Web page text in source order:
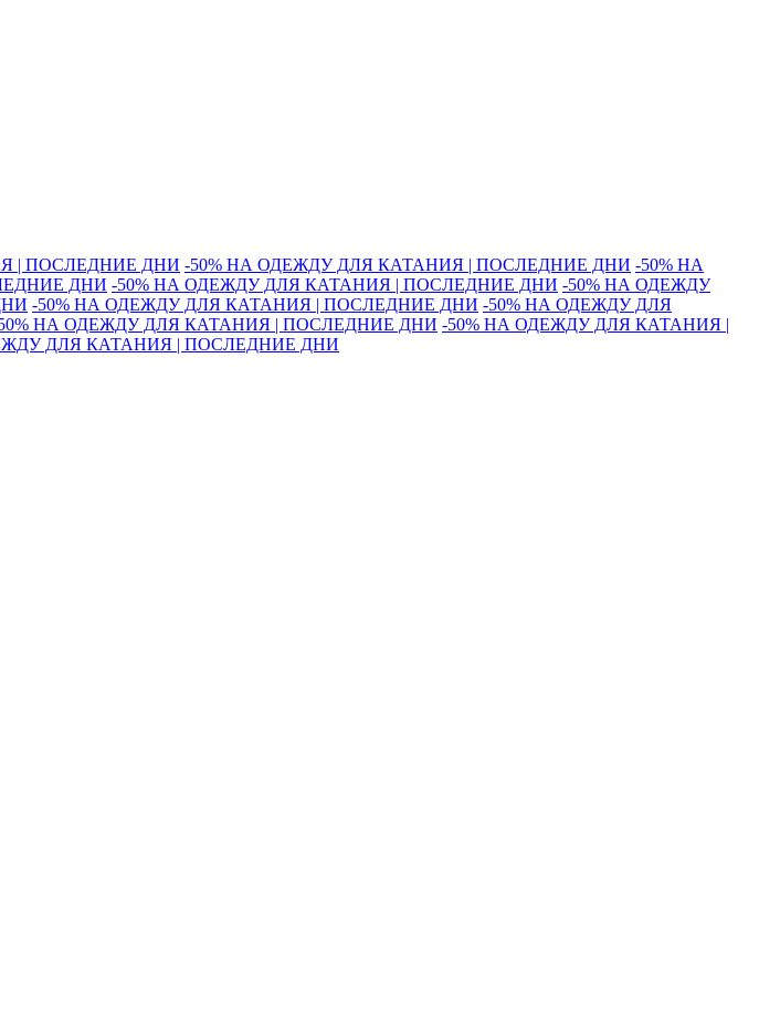
| ПОСЛЕДНИЕ ДНИ -50% НА ОДЕЖДУ ДЛЯ КАТАНИЯ | ПОСЛЕДНИЕ ДНИ -50% НА
ДНИ -50% НА ОДЕЖДУ ДЛЯ КАТАНИЯ | ПОСЛЕДНИЕ ДНИ -50% НА ОДЕЖДУ
-50% НА ОДЕЖДУ ДЛЯ КАТАНИЯ | ПОСЛЕДНИЕ ДНИ -50% НА ОДЕЖДУ ДЛЯ
НА ОДЕЖДУ ДЛЯ КАТАНИЯ | ПОСЛЕДНИЕ ДНИ -50% НА ОДЕЖДУ ДЛЯ КАТАНИЯ |
ДЛЯ КАТАНИЯ | ПОСЛЕДНИЕ ДНИ